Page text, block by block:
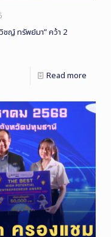
ชญ์ ทรัพย์มา” คว้า 2
Read more